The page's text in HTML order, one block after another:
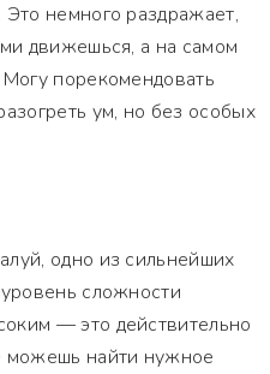
Это немного раздражает,
движешься, а на самом
порекомендовать
ум, но без особых
одно из сильнейших
сложности
— это действительно
можешь найти нужное